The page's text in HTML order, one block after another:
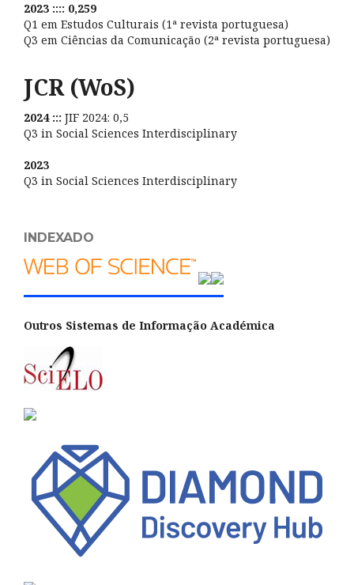
2023 :::: 0,259
Q1 em Estudos Culturais (1ª revista portuguesa)
Q3 em Ciências da Comunicação (2ª revista portuguesa)
JCR (WoS)
2024 ::: JIF 2024: 0,5
Q3 in Social Sciences Interdisciplinary
2023
Q3 in Social Sciences Interdisciplinary
INDEXADO
Outros Sistemas de Informação Académica